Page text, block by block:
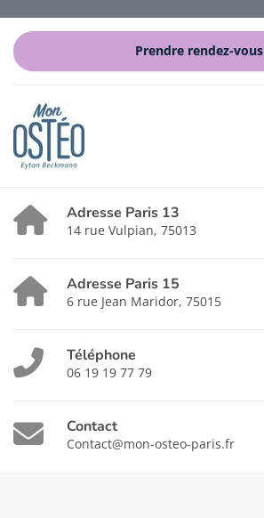
Prendre rendez-vous
Adresse Paris 13
14 rue Vulpian, 75013
Adresse Paris 15
6 rue Jean Maridor, 75015
Téléphone
06 19 19 77 79
Contact
Contact@mon-osteo-paris.fr